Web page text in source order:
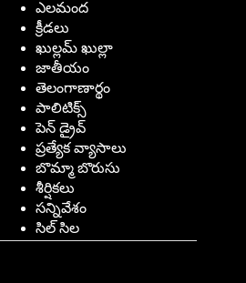
ఎలమంద
క్రీడలు
ఖుల్లమ్ ఖుల్లా
జాతీయం
తెలంగాణార్థం
పాలిటిక్స్
పెన్ డ్రైవ్
ప్రత్యేక వ్యాసాలు
బొమ్మా బొరుసు
శీర్షికలు
సన్నివేశం
సిల్ సిల